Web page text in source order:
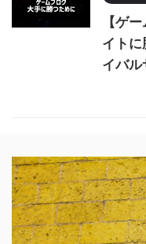
【ゲ
イトに
イバル